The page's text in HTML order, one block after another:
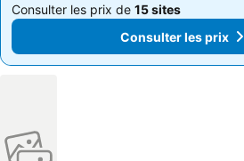
Consulter les prix de 15 sites
Consulter les prix
Consulter les prix de 15 sites
Consulter les prix